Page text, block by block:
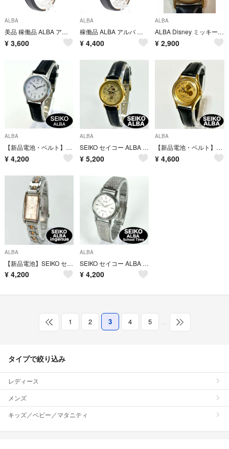
ALBA
美品 稼働品 ALBA アルバ SEIKO レディース腕時計 ゴールド ホワイト
¥ 3,600
ALBA
稼働品 ALBA アルバ レディース腕時計 ミッキーマウス ディズニー ゴールド
¥ 4,400
ALBA
ALBA Disney ミッキーマウス 腕時計 クォーツ
¥ 2,900
ALBA
【新品電池・ベルト】SEIKO ALBA QZ ホワイト レディース 時計 稼働
¥ 4,200
ALBA
SEIKO セイコー ALBA アルバ クォーツ ゴールド ミニーマウス レディース 腕時計 稼働品 新品電池 新品社外ベルト
¥ 5,200
ALBA
【新品電池・ベルト】SEIKO ALBA QZ ミッキーマウス ゴールド 稼働品
¥ 4,600
ALBA
【新品電池】SEIKO セイコー ALBA アルバ ingenue アンジェ―ヌ クォーツ レクタンギュラー ピンク 時計 稼働品
¥ 4,200
ALBA
SEIKO セイコー ALBA アルバ School Time スクールタイム クォーツ レディース 時計 稼働 新品電池
¥ 4,200
1 2 3 4 5
タイプで絞り込み
レディース
メンズ
キッズ／ベビー／マタニティ